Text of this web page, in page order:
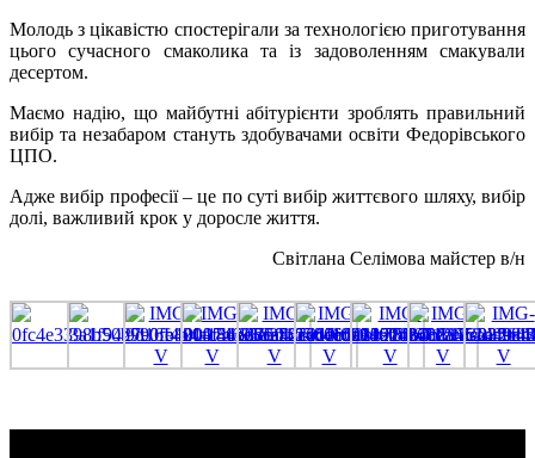
Молодь з цікавістю спостерігали за технологією приготування
цього сучасного смаколика та із задоволенням смакували
десертом.
Маємо надію, що майбутні абітурієнти зроблять правильний
вибір та незабаром стануть здобувачами освіти Федорівського
ЦПО.
Адже вибір професії – це по суті вибір життєвого шляху, вибір
долі, важливий крок у доросле життя.
Світлана Селімова майстер в/н